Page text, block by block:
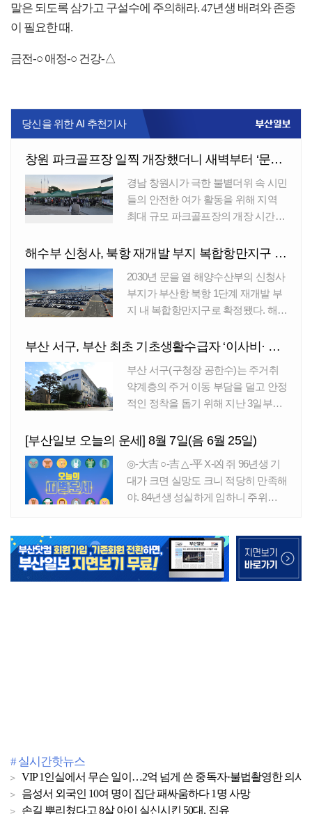
말은 되도록 삼가고 구설수에 주의해라. 47년생 배려와 존중
이 필요한 때.
금전-○ 애정-○ 건강-△
# 실시간핫뉴스
VIP 1인실에서 무슨 일이…2억 넘게 쓴 중독자·불법촬영한 의사
음성서 외국인 10여 명이 집단 패싸움하다 1명 사망
손길 뿌리쳤다고 8살 아이 실신시킨 50대, 집유